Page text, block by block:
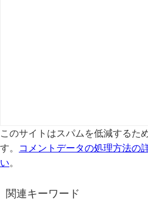
このサイトはスパムを低減するた
す。
コメントデータの処理方法の
い
関連キーワード